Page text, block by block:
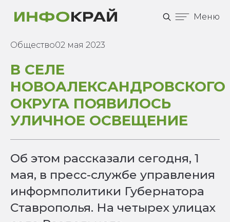
Меню
Общество02 мая 2023
В СЕЛЕ
НОВОАЛЕКСАНДРОВСКОГО
ОКРУГА ПОЯВИЛОСЬ
УЛИЧНОЕ ОСВЕЩЕНИЕ
Об этом рассказали сегодня, 1
мая, в пресс-службе управления
информполитики Губернатора
Ставрополья. На четырех улицах